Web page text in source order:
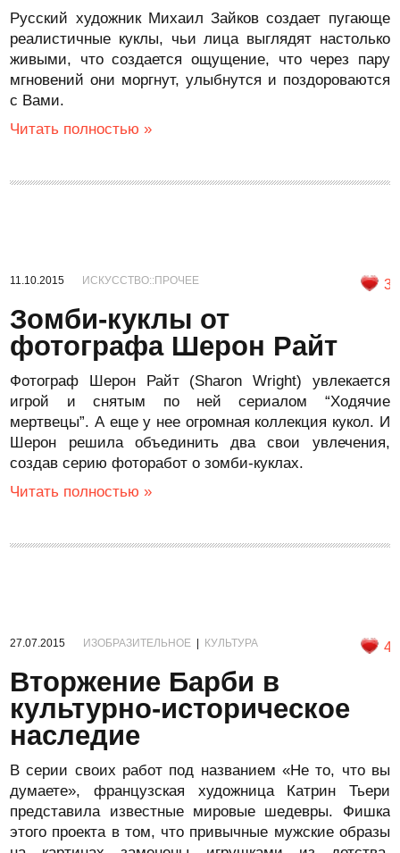
Русский художник Михаил Зайков создает пугающе
реалистичные куклы, чьи лица выглядят настолько
живыми, что создается ощущение, что через пару
мгновений они моргнут, улыбнутся и поздороваются
с Вами.
Читать полностью »
11.10.2015 ИСКУССТВО::ПРОЧЕЕ 3
Зомби-куклы от
фотографа Шерон Райт
Фотограф Шерон Райт (Sharon Wright) увлекается
игрой и снятым по ней сериалом “Ходячие
мертвецы”. А еще у нее огромная коллекция кукол. И
Шерон решила объединить два свои увлечения,
создав серию фоторабот о зомби-куклах.
Читать полностью »
27.07.2015 ИЗОБРАЗИТЕЛЬНОЕ КУЛЬТУРА 4
Вторжение Барби в
культурно-историческое
наследие
В серии своих работ под названием «Не то, что вы
думаете», французская художница Катрин Тьери
представила известные мировые шедевры. Фишка
этого проекта в том, что привычные мужские образы